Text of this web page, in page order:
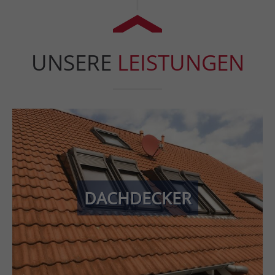
UNSERE LEISTUNGEN
DACHDECKER
Ihr Dach in besten Händen! Wir bieten Ihnen umfassende
Dacharbeiten, von Flach- und Steildächern über
Dachdämmung bis zur Dachsanierung. Mit unserer
Erfahrung und modernster Technik sorgen wir dafür, dass
Ihr Dach langlebig, sicher und energieeffizient bleibt.
» MEHR ERFAHREN